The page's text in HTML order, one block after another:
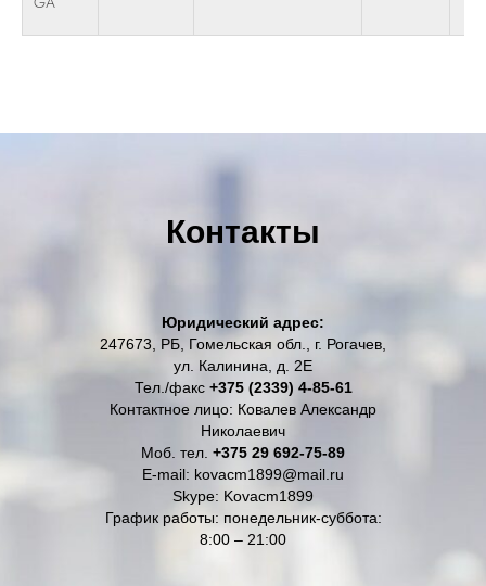
Контакты
Юридический адрес:
247673, РБ, Гомельская обл., г. Рогачев,
ул. Калинина, д. 2Е
Тел./факс +375 (2339) 4-85-61
Контактное лицо: Ковалев Александр
Николаевич
Моб. тел. +375 29 692-75-89
E-mail: kovacm1899@mail.ru
Skype: Kovacm1899
График работы: понедельник-суббота:
8:00 – 21:00